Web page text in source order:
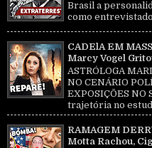
Brasil a
como
CADElA EM
Marcy Vogel
ASTRÓLOGA
NO CENÁRIO
EXPOSIÇÕES NO
trajetória no
RAMAGEM
Motta Rachou,